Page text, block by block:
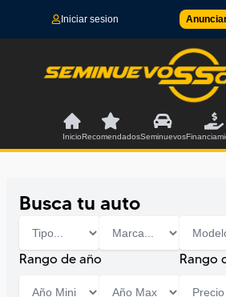
Iniciar sesion
InicioRecomendadosSeminuevos
Busca tu auto
Rango de año Rango